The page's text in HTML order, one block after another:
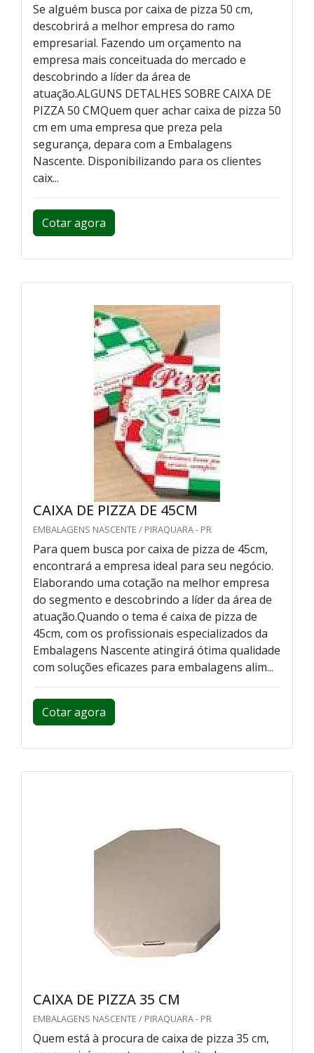
Se alguém busca por caixa de pizza 50 cm,
descobrirá a melhor empresa do ramo
empresarial. Fazendo um orçamento na
empresa mais conceituada do mercado e
descobrindo a líder da área de
atuação.ALGUNS DETALHES SOBRE CAIXA DE
PIZZA 50 CMQuem quer achar caixa de pizza 50
cm em uma empresa que preza pela
segurança, depara com a Embalagens
Nascente. Disponibilizando para os clientes
caix...
Cotar agora
CAIXA DE PIZZA DE 45CM
EMBALAGENS NASCENTE / PIRAQUARA - PR
Para quem busca por caixa de pizza de 45cm,
encontrará a empresa ideal para seu negócio.
Elaborando uma cotação na melhor empresa
do segmento e descobrindo a líder da área de
atuação.Quando o tema é caixa de pizza de
45cm, com os profissionais especializados da
Embalagens Nascente atingirá ótima qualidade
com soluções eficazes para embalagens alim...
Cotar agora
CAIXA DE PIZZA 35 CM
EMBALAGENS NASCENTE / PIRAQUARA - PR
Quem está à procura de caixa de pizza 35 cm,